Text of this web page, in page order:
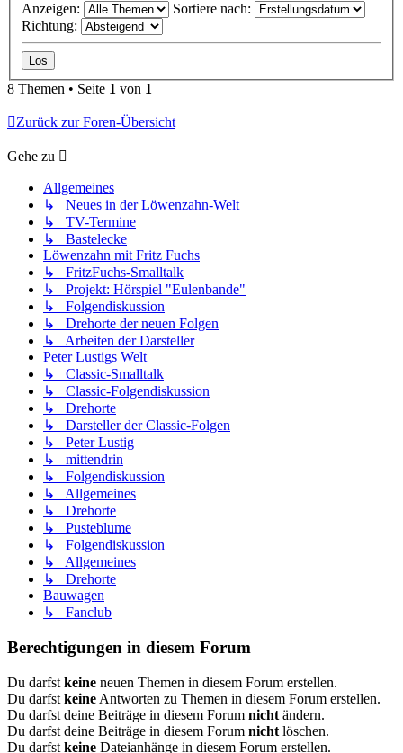
Anzeigen:
Sortiere nach:
Richtung:
8 Themen • Seite 1 von 1
Zurück zur Foren-Übersicht
Gehe zu
Allgemeines
↳ Neues in der Löwenzahn-Welt
↳ TV-Termine
↳ Bastelecke
Löwenzahn mit Fritz Fuchs
↳ FritzFuchs-Smalltalk
↳ Projekt: Hörspiel "Eulenbande"
↳ Folgendiskussion
↳ Drehorte der neuen Folgen
↳ Arbeiten der Darsteller
Peter Lustigs Welt
↳ Classic-Smalltalk
↳ Classic-Folgendiskussion
↳ Drehorte
↳ Darsteller der Classic-Folgen
↳ Peter Lustig
↳ mittendrin
↳ Folgendiskussion
↳ Allgemeines
↳ Drehorte
↳ Pusteblume
↳ Folgendiskussion
↳ Allgemeines
↳ Drehorte
Bauwagen
↳ Fanclub
Berechtigungen in diesem Forum
Du darfst keine neuen Themen in diesem Forum erstellen.
Du darfst keine Antworten zu Themen in diesem Forum erstellen.
Du darfst deine Beiträge in diesem Forum nicht ändern.
Du darfst deine Beiträge in diesem Forum nicht löschen.
Du darfst keine Dateianhänge in diesem Forum erstellen.